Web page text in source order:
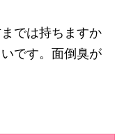
では持ちますか
です。面倒臭が